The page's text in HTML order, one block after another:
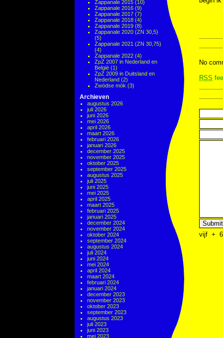
Zappanale 2015 (10)
Zappanale 2016 (9)
Zappanale 2017 (7)
Zappanale 2018 (4)
Zappanale 2019 (8)
Zappanale 2020 (ZN 30,5)
(5)
Zappanale 2021 (ZN 30,75)
(4)
Zappanale 2022 (4)
ZpZ 2007 in Nederland en
België (1)
ZpZ 2009 in Duitsland en
Nederland (2)
Zwödse mök (3)
Archieven
augustus 2026
juli 2026
juni 2026
mei 2026
april 2026
maart 2026
februari 2026
januari 2026
december 2025
november 2025
oktober 2025
september 2025
augustus 2025
juli 2025
juni 2025
mei 2025
april 2025
maart 2025
februari 2025
januari 2025
december 2024
november 2024
oktober 2024
september 2024
augustus 2024
juli 2024
juni 2024
mei 2024
april 2024
maart 2024
februari 2024
januari 2024
december 2023
november 2023
oktober 2023
september 2023
augustus 2023
juli 2023
juni 2023
mei 2023
No
RSS
vijf + 6